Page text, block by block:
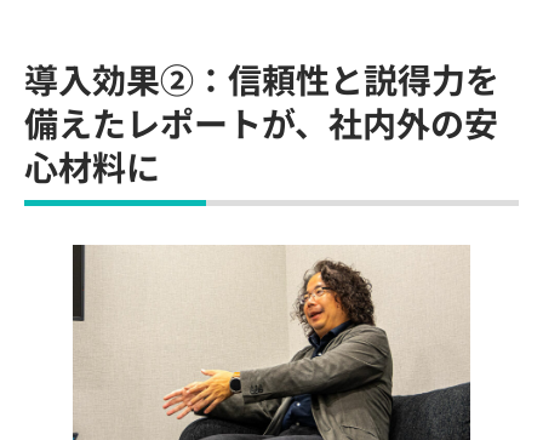
導入効果②：信頼性と説得力を
備えたレポートが、社内外の安
心材料に